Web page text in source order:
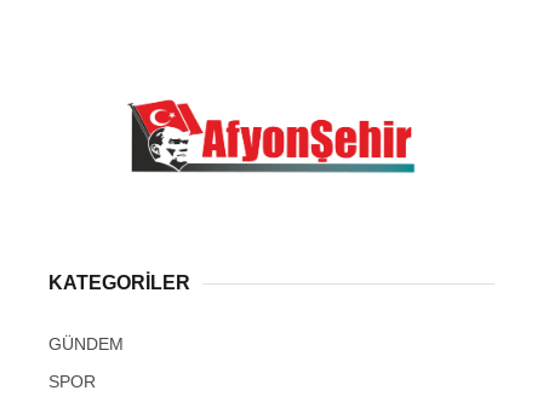
KATEGORİLER
GÜNDEM
SPOR